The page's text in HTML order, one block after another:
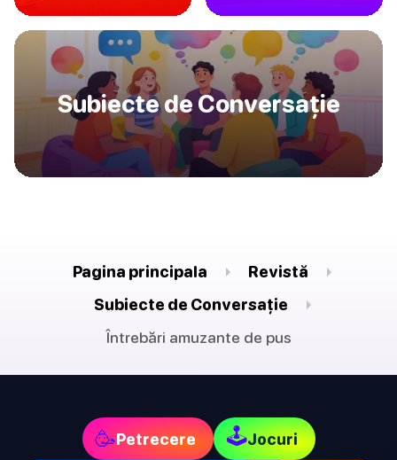
Subiecte de Conversație
Pagina principala
Revistă
Subiecte de Conversație
Întrebări amuzante de pus
🥳Petrecere 🕹Jocuri